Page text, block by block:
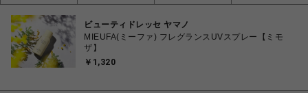
ビューティドレッセ ヤマノ
MIEUFA(ミーファ) フレグランスUVスプレー【ミモ
ザ】
￥1,320